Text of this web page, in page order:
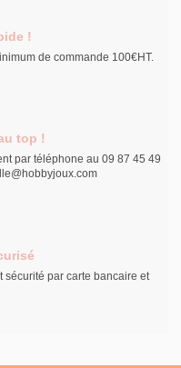
!
de commande 100€HT.
top !
par téléphone au 09 87 45 49
sécurité par carte bancaire et